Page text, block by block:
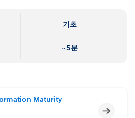
기초
~5분
Maturity
미완료